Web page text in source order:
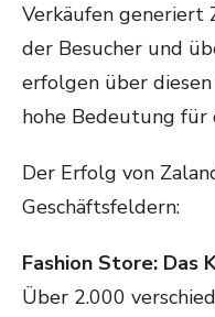
Verkäufen generiert
der Besucher und
erfolgen über
hohe Bedeutung für
Der Erfolg von
Geschäftsfeldern:
Fashion Store: Das
Über 2.000